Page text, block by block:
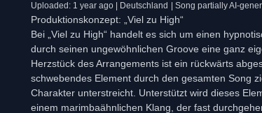
Uploaded: 1 year ago | Deutschland | Song partially AI-
Produktionskonzept: „Viel zu High“
Bei „Viel zu High“ handelt es sich um einen
durch seinen ungewöhnlichen Groove eine ganz
Herzstück des Arrangements ist ein rückwärts
schwebendes Element durch den gesamten Song
Charakter unterstreicht. Unterstützt wird dieses
einem marimbaähnlichen Klang, der fast